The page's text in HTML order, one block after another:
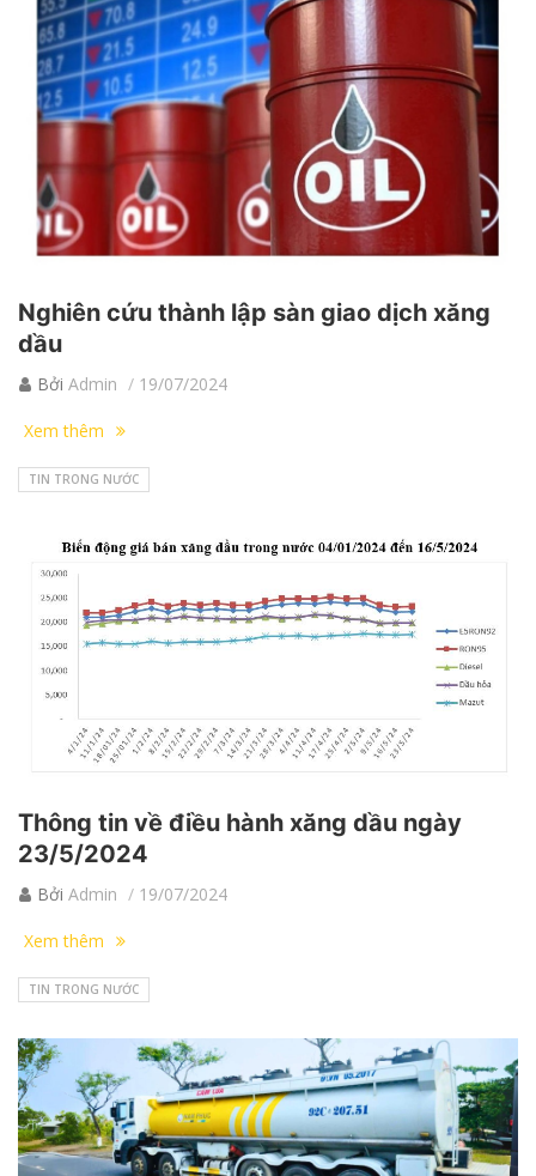
Nghiên cứu thành lập sàn giao dịch xăng
dầu
Bởi Admin 19/07/2024
Xem thêm
TIN TRONG NƯỚC
Thông tin về điều hành xăng dầu ngày
23/5/2024
Bởi Admin 19/07/2024
Xem thêm
TIN TRONG NƯỚC